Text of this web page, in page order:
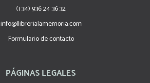
(+34) 936 24 36 32
info@llibrerialamemoria.com
Formulario de contacto
PÁGINAS LEGALES